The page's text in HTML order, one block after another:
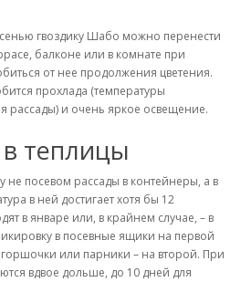
гвоздику Шабо можно перенести
балконе или в комнате при
от нее продолжения цветения.
прохлада (температуры
рассады) и очень яркое освещение.
теплицы
не посевом рассады в контейнеры, а в
в ней достигает хотя бы 12
в январе или, в крайнем случае, – в
в посевные ящики на первой
или парники – на второй. При
вдвое дольше, до 10 дней для